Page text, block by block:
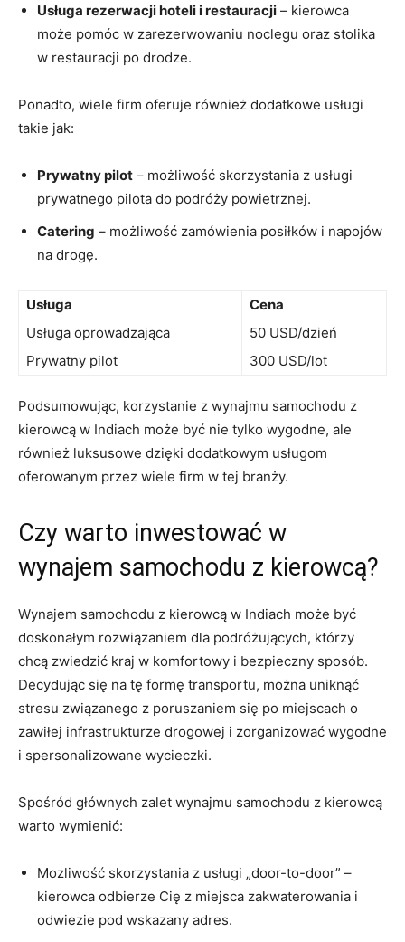
Usługa ⁢rezerwacji hoteli i restauracji – ​kierowca
może pomóc‌ w zarezerwowaniu noclegu oraz ⁤stolika
⁤w restauracji po drodze.
Ponadto, wiele firm oferuje również dodatkowe usługi
takie jak:
Prywatny​ pilot ⁢– ⁤możliwość skorzystania⁤ z usługi
prywatnego pilota do podróży powietrznej.
Catering – ⁣możliwość zamówienia ‌posiłków i⁢ napojów
‌na ⁣drogę.
Usługa
Cena
Usługa⁤ oprowadzająca
50 USD/dzień
Prywatny pilot
300‍ USD/lot
Podsumowując, korzystanie z wynajmu samochodu ⁢z​
kierowcą w ‍Indiach może być nie tylko‌ wygodne, ale
również luksusowe dzięki dodatkowym usługom
oferowanym przez ⁤wiele firm ‍w‌ tej branży.
Czy warto inwestować w
wynajem samochodu z⁤ kierowcą?
Wynajem samochodu z ‍kierowcą w Indiach może ⁣być
‌doskonałym⁢ rozwiązaniem dla podróżujących, ⁤którzy ​
chcą zwiedzić kraj w ⁤komfortowy i bezpieczny sposób.
Decydując się na tę ‍formę transportu,⁢ można ⁤uniknąć
stresu związanego z poruszaniem ⁤się ⁣po‍ miejscach o
zawiłej infrastrukturze⁢ drogowej i zorganizować wygodne
i spersonalizowane wycieczki.
Spośród głównych zalet wynajmu samochodu z kierowcą
‍warto wymienić:
Mozliwość skorzystania z usługi „door-to-door” –
kierowca odbierze Cię z miejsca zakwaterowania i
odwiezie pod wskazany ⁢adres.